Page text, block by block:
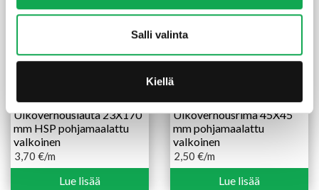
Salli valinta
Kiellä
Ulkoverhouslauta 23X170
mm HSP pohjamaalattu
valkoinen
3,70 €/m
Lue lisää
Ulkoverhousrima 45X45
mm pohjamaalattu
valkoinen
2,50 €/m
Lue lisää